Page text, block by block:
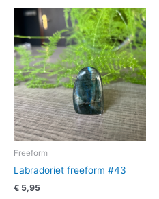
Freeform
Labradoriet freeform #43
€ 5,95